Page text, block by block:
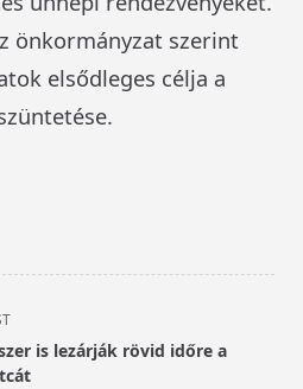
önkormányzat szerint
elsődleges célja a
is lezárják rövid időre a